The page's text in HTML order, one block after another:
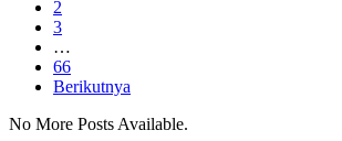
2
3
…
66
Berikutnya
No More Posts Available.